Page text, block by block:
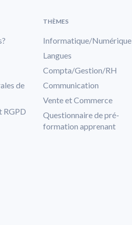
de
RGPD
THÈMES
Informatique/Numérique
Langues
Compta/Gestion/RH
Communication
Vente et Commerce
Questionnaire de pré-
formation apprenant